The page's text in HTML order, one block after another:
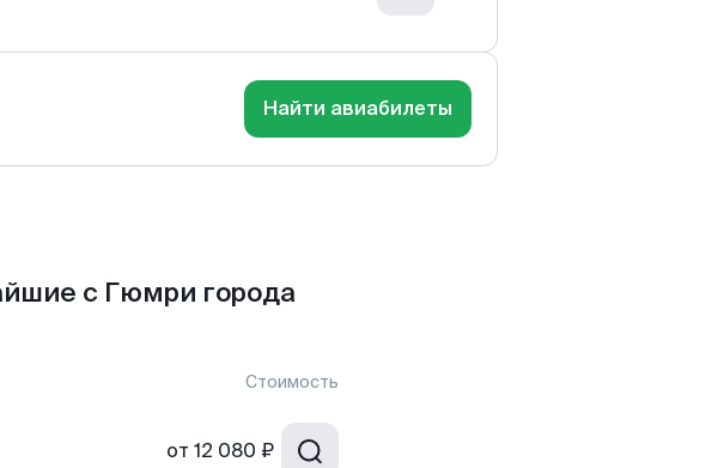
Найти авиабилеты
с Гюмри города
Стоимость
от 12 080 ₽